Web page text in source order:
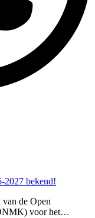
2027 bekend!
de Open
voor het…